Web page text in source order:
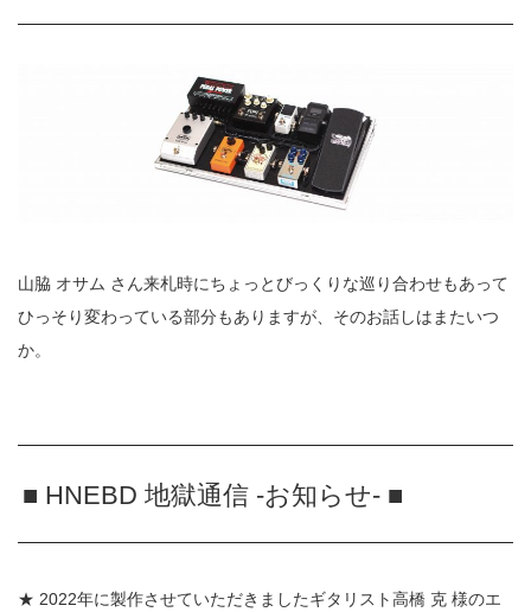
山脇 オサム さん来札時にちょっとびっくりな巡り合わせもあって
ひっそり変わっている部分もありますが、そのお話しはまたいつ
か。
■ HNEBD 地獄通信 -お知らせ- ■
★ 2022年に製作させていただきましたギタリスト高橋 克 様のエ